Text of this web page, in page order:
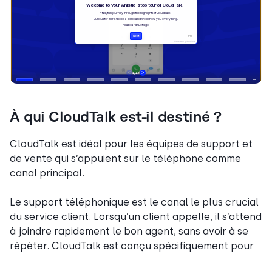
À qui CloudTalk est-il destiné ?
CloudTalk est idéal pour les équipes de support et
de vente qui s’appuient sur le téléphone comme
canal principal.
Le support téléphonique est le canal le plus crucial
du service client. Lorsqu’un client appelle, il s’attend
à joindre rapidement le bon agent, sans avoir à se
répéter. CloudTalk est conçu spécifiquement pour